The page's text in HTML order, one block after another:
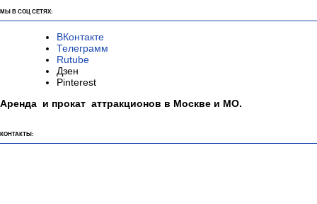
МЫ В СОЦ СЕТЯХ:
ВКонтакте
Телеграмм
Rutube
Дзен
Pinterest
Аренда и прокат аттракционов в Москве и МО.
КОНТАКТЫ: